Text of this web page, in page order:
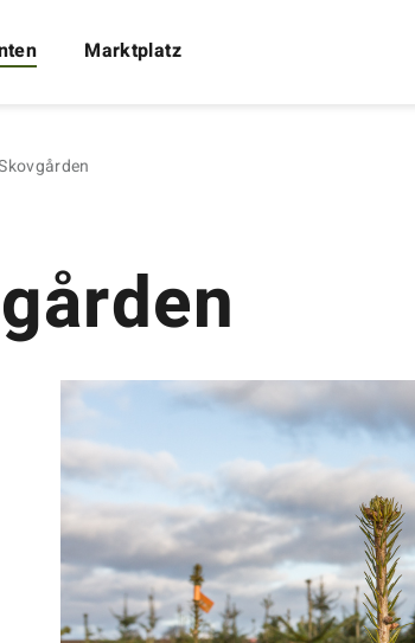
Marktplatz